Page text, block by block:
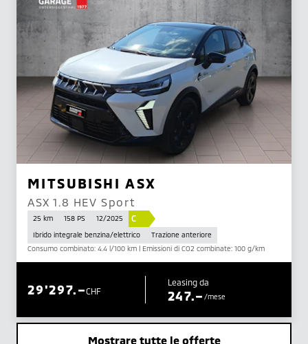
MITSUBISHI ASX
ASX 1.8 HEV Sport
25 km 158 PS 12/2025 C
Ibrido integrale benzina/elettrico
Trazione anteriore
Consumo combinato: 4.4 l/100 km | Emissioni di CO2 combinate: 100 g/km
CHF
29'297.– Leasing da
247.–/mese
Mostrare tutte le offerte